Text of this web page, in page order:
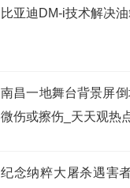
比亚迪DM-i技术解决
南昌一地舞台背景屏
微伤或擦伤_天天观热
纪念纳粹大屠杀遇害